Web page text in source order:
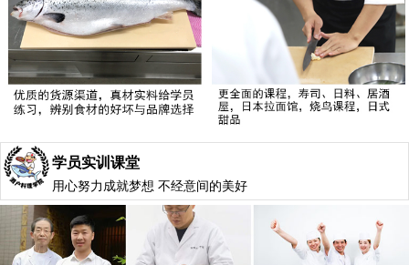
学员实训课堂
用心努力成就梦想 不经意间的美好